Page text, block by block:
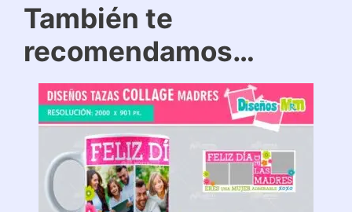
También te
recomendamos…